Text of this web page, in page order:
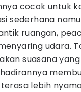
cocok untuk
sederhana
ruangan,
udara.
suasana
lebih